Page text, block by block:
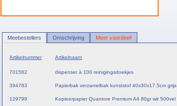
Meebestellers Omschrijving Meer voordeel!
Artikelnummer Artikelnaam
701562 dispenser à 100 reinigingsdoekjes
394783 Papierbak verzamelbak kunststof 40x30x17.5cm grijs
129799 Kopieerpapier Quantore Premium A4 80gr wit 500vel